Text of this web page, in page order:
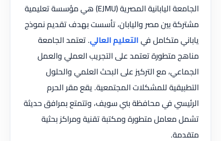
الجامعة اليابانية المصرية (EJMU) هي مؤسسة تعليمية
مشتركة بين مصر واليابان، تأسست بهدف تقديم نموذج
ياباني متكامل فيالتعليم العالي. تعتمد الجامعة
مناهج متطورة تعتمد على التجريب العملي والعمل
الجماعي، مع التركيز على البحث العلمي والحلول
التطبيقية للمشكلات المجتمعية. يقع مقر الحرم
الرئيسي في محافظة بني سويف، وتتمتع بمرافق حديثة
تشمل معامل متطورة ومكتبة تقنية ومراكز بحثية
متقدمة.